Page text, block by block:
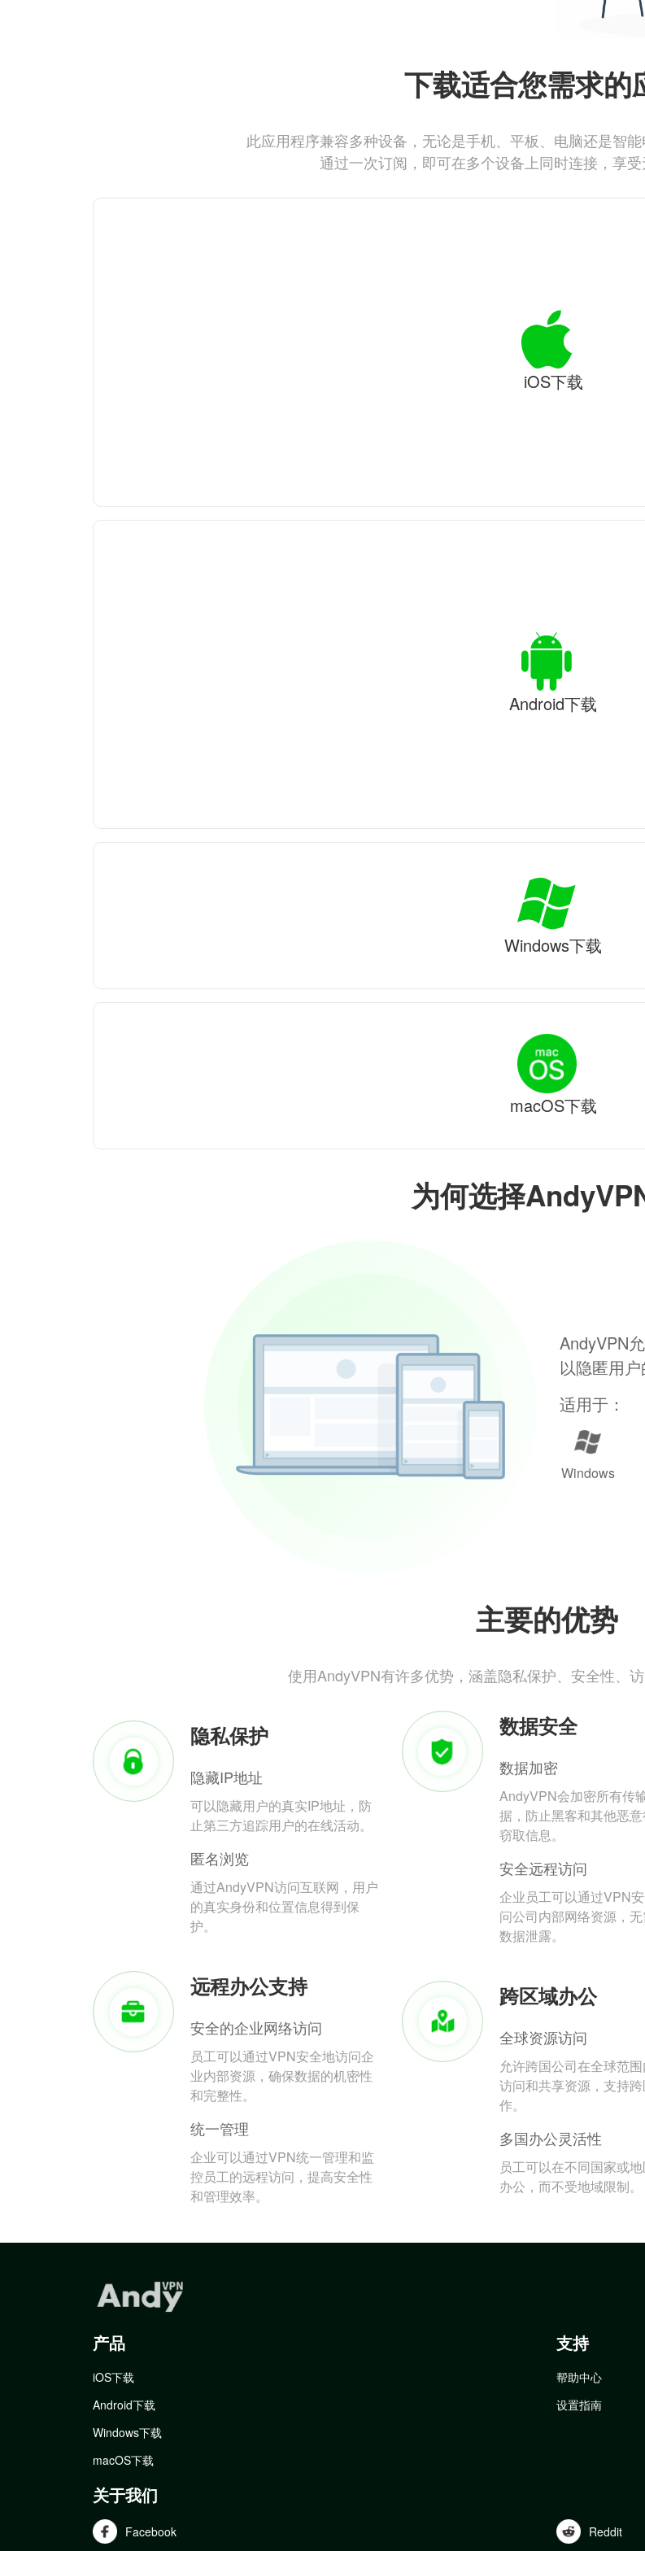
为何选择
AndyVPN
以隐匿用
适用于：
Windows
主要的优势
使用AndyVPN有许多优势，涵盖隐私保护、安全性、
隐私保护
隐藏IP地址
可以隐藏用户的真实IP地址，防
止第三方追踪用户的在线活动。
匿名浏览
通过AndyVPN访问互联网，用户
的真实身份和位置信息得到保
护。
数据安全
数据加密
AndyVPN会加密所有传
据，防止黑客和其他恶
窃取信息。
安全远程访问
企业员工可以通过VPN
问公司内部网络资源，
数据泄露。
远程办公支持
安全的企业网络访问
员工可以通过VPN安全地访问企
业内部资源，确保数据的机密性
和完整性。
统一管理
企业可以通过VPN统一管理和监
控员工的远程访问，提高安全性
和管理效率。
跨区域办公
全球资源访问
允许跨国公司在全球范
访问和共享资源，支持
作。
多国办公灵活性
员工可以在不同国家或
办公，而不受地域限制。
下载适合您需求的
此应用程序兼容多种设备，无论是手机、平板、电脑还是智能
通过一次订阅，即可在多个设备上同时连接，享受
iOS下载
Android下载
Windows下载
macOS下载
产品
iOS下载
Android下载
Windows下载
macOS下载
支持
帮助中心
设置指南
关于我们
Facebook Reddit